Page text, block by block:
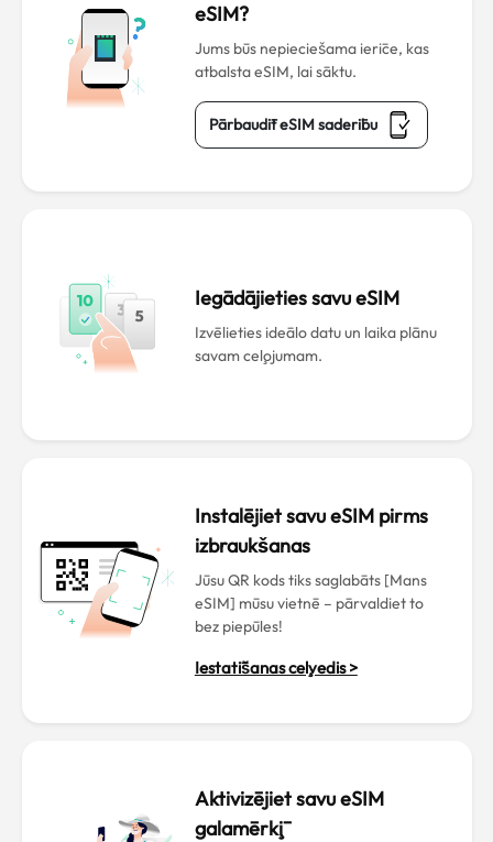
eSIM?
Jums būs nepieciešama ierīce, kas
atbalsta eSIM, lai sāktu.
Pārbaudīt eSIM saderību
Iegādājieties savu eSIM
Izvēlieties ideālo datu un laika plānu
savam ceļojumam.
Instalējiet savu eSIM pirms
izbraukšanas
Jūsu QR kods tiks saglabāts [Mans
eSIM] mūsu vietnē – pārvaldiet to
bez piepūles!
Iestatīšanas ceļvedis >
Aktivizējiet savu eSIM
galamērķī